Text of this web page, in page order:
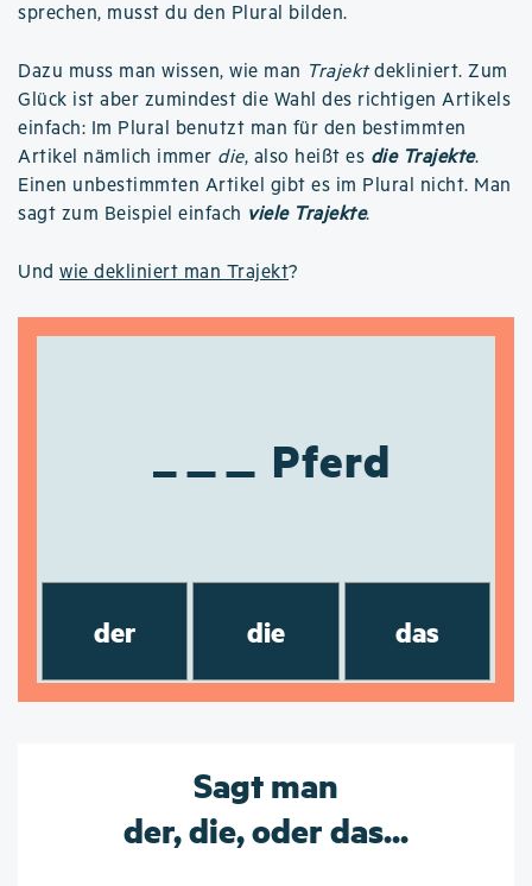
sprechen, musst du den Plural bilden.
Dazu muss man wissen, wie man Trajektdekliniert. Zum
Glück ist aber zumindest die Wahl des richtigen Artikels
einfach: Im Plural benutzt man für den bestimmten
Artikel nämlich immer die, also heißt es die Trajekte.
Einen unbestimmten Artikel gibt es im Plural nicht. Man
sagt zum Beispiel einfach viele Trajekte.
Und wie dekliniert man Trajekt?
Pferd
der die das
Sagt man
der, die, oder das...